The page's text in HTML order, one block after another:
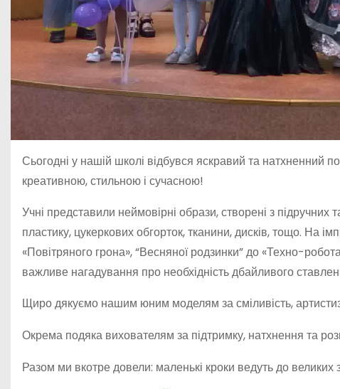
Сьогодні у нашій школі відбувся яскравий та натхненний
креативною, стильною і сучасною!
Учні представили неймовірні образи, створені з підручних
пластику, цукеркових обгорток, тканини, дисків, тощо. На
«Повітряного грона», “Весняної родзинки” до «Техно-
важливе нагадування про необхідність дбайливого
Щиро дякуємо нашим юним моделям за сміливість,
Окрема подяка вихователям за підтримку, натхнення та
Разом ми вкотре довели: маленькі кроки ведуть до великих